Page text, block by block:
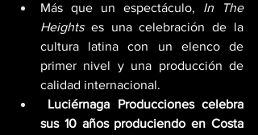
Más que un espectáculo, In The
Heights es una celebración de la
cultura latina con un elenco de
primer nivel y una producción de
calidad internacional.
Luciérnaga Producciones celebra
sus 10 años produciendo en Costa